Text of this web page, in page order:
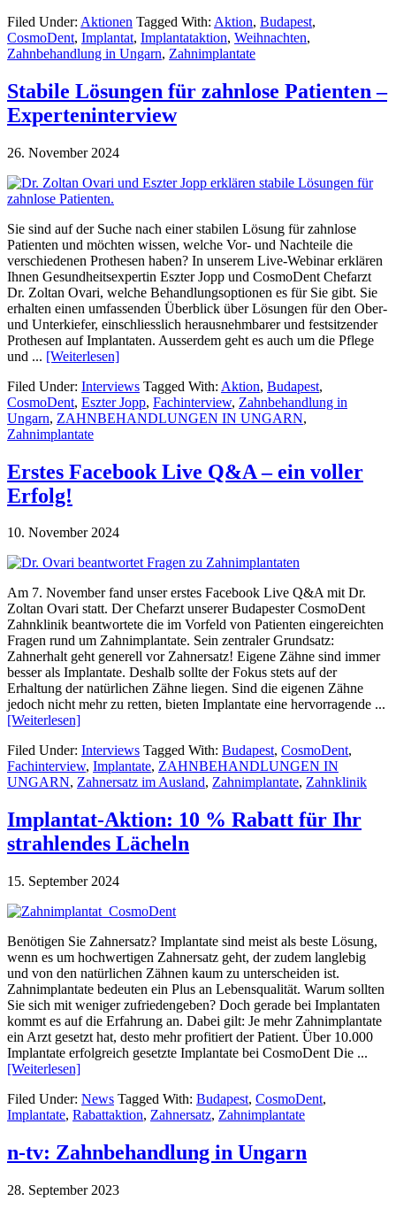
Filed Under: Aktionen Tagged With: Aktion, Budapest,
CosmoDent, Implantat, Implantataktion, Weihnachten,
Zahnbehandlung in Ungarn, Zahnimplantate
Stabile Lösungen für zahnlose Patienten –
Experteninterview
26. November 2024
Sie sind auf der Suche nach einer stabilen Lösung für zahnlose
Patienten und möchten wissen, welche Vor- und Nachteile die
verschiedenen Prothesen haben? In unserem Live-Webinar erklären
Ihnen Gesundheitsexpertin Eszter Jopp und CosmoDent Chefarzt
Dr. Zoltan Ovari, welche Behandlungsoptionen es für Sie gibt. Sie
erhalten einen umfassenden Überblick über Lösungen für den Ober-
und Unterkiefer, einschliesslich herausnehmbarer und festsitzender
Prothesen auf Implantaten. Ausserdem geht es auch um die Pflege
und ... [Weiterlesen]
Filed Under: Interviews Tagged With: Aktion, Budapest,
CosmoDent, Eszter Jopp, Fachinterview, Zahnbehandlung in
Ungarn, ZAHNBEHANDLUNGEN IN UNGARN,
Zahnimplantate
Erstes Facebook Live Q&A – ein voller
Erfolg!
10. November 2024
Am 7. November fand unser erstes Facebook Live Q&A mit Dr.
Zoltan Ovari statt. Der Chefarzt unserer Budapester CosmoDent
Zahnklinik beantwortete die im Vorfeld von Patienten eingereichten
Fragen rund um Zahnimplantate. Sein zentraler Grundsatz:
Zahnerhalt geht generell vor Zahnersatz! Eigene Zähne sind immer
besser als Implantate. Deshalb sollte der Fokus stets auf der
Erhaltung der natürlichen Zähne liegen. Sind die eigenen Zähne
jedoch nicht mehr zu retten, bieten Implantate eine hervorragende ...
[Weiterlesen]
Filed Under: Interviews Tagged With: Budapest, CosmoDent,
Fachinterview, Implantate, ZAHNBEHANDLUNGEN IN
UNGARN, Zahnersatz im Ausland, Zahnimplantate, Zahnklinik
Implantat-Aktion: 10 % Rabatt für Ihr
strahlendes Lächeln
15. September 2024
Benötigen Sie Zahnersatz? Implantate sind meist als beste Lösung,
wenn es um hochwertigen Zahnersatz geht, der zudem langlebig
und von den natürlichen Zähnen kaum zu unterscheiden ist.
Zahnimplantate bedeuten ein Plus an Lebensqualität. Warum sollten
Sie sich mit weniger zufriedengeben? Doch gerade bei Implantaten
kommt es auf die Erfahrung an. Dabei gilt: Je mehr Zahnimplantate
ein Arzt gesetzt hat, desto mehr profitiert der Patient. Über 10.000
Implantate erfolgreich gesetzte Implantate bei CosmoDent Die ...
[Weiterlesen]
Filed Under: News Tagged With: Budapest, CosmoDent,
Implantate, Rabattaktion, Zahnersatz, Zahnimplantate
n-tv: Zahnbehandlung in Ungarn
28. September 2023